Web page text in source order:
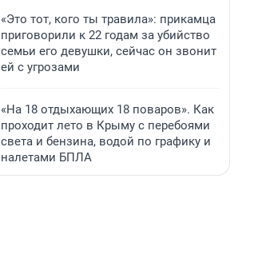
«Это тот, кого ты травила»: прикамца
приговорили к 22 годам за убийство
семьи его девушки, сейчас он звонит
ей с угрозами
«На 18 отдыхающих 18 поваров». Как
проходит лето в Крыму с перебоями
света и бензина, водой по графику и
налетами БПЛА